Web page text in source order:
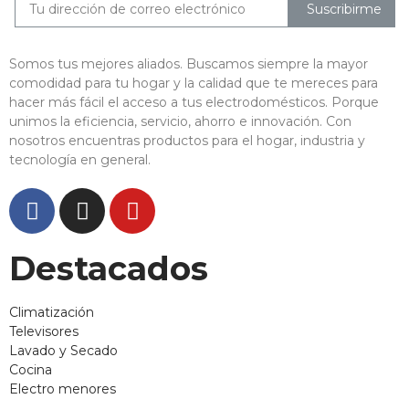
Suscribirme
Somos tus mejores aliados. Buscamos siempre la mayor
comodidad para tu hogar y la calidad que te mereces para
hacer más fácil el acceso a tus electrodomésticos. Porque
unimos la eficiencia, servicio, ahorro e innovación. Con
nosotros encuentras productos para el hogar, industria y
tecnología en general.
Destacados
Climatización
Televisores
Lavado y Secado
Cocina
Electro menores